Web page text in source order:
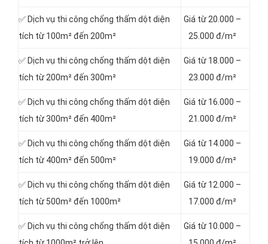
✅ Dịch vụ thi công chống thấm dột diện
tích từ 100m² đến 200m²
Giá từ 20.000 –
25.000 đ/m²
✅ Dịch vụ thi công chống thấm dột diện
tích từ 200m² đến 300m²
Giá từ 18.000 –
23.000 đ/m²
✅ Dịch vụ thi công chống thấm dột diện
tích từ 300m² đến 400m²
Giá từ 16.000 –
21.000 đ/m²
✅ Dịch vụ thi công chống thấm dột diện
tích từ 400m² đến 500m²
Giá từ 14.000 –
19.000 đ/m²
✅ Dịch vụ thi công chống thấm dột diện
tích từ 500m² đến 1000m²
Giá từ 12.000 –
17.000 đ/m²
✅ Dịch vụ thi công chống thấm dột diện
Giá từ 10.000 –